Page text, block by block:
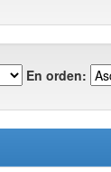
En orden: